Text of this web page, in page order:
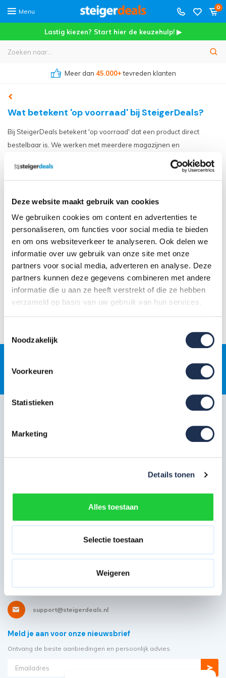
Deze website maakt gebruik van cookies
We gebruiken cookies om content en advertenties te
personaliseren, om functies voor social media te bieden
en om ons websiteverkeer te analyseren. Ook delen we
informatie over uw gebruik van onze site met onze
partners voor social media, adverteren en analyse. Deze
partners kunnen deze gegevens combineren met andere
informatie die u aan ze heeft verstrekt of die ze hebben
verzameld op basis van uw gebruik van hun services.
Noodzakelijk
Voorkeuren
Statistieken
Marketing
Details tonen
Alles toestaan
Selectie toestaan
Weigeren
Menu
0
Lastig kiezen? Start hier de keuzehulp! ▶
Meer dan 45.000+tevreden klanten
Wat betekent 'op voorraad' bij SteigerDeals?
Bij SteigerDeals betekent 'op voorraad' dat een product direct
bestelbaar is. We werken met meerdere magazijnen en
leveranciers, dus een product hoeft niet per se in ons eigen
magazijn in Uitgeest te liggen om snel geleverd te worden. Staat
je is.
Voor producten die op maat worden gemaakt geldt dat 'op
voorraad' betekent dat je het product kunt bestellen en de productie
direct wordt opgestart. De levertijd kan in dat geval iets langer zijn.
Snel regelen in je account
Wil je ons volgen?
Showroom: Molenwerf 58
085 - 06 56 19 2
support@steigerdeals.nl
Meld je aan voor onze nieuwsbrief
Ontvang de beste aanbiedingen en persoonlijk advies.